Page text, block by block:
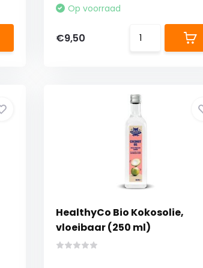
Op voorraad
€9,50
HealthyCo Bio Kokosolie,
vloeibaar (250 ml)